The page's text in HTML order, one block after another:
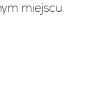
miejscu.